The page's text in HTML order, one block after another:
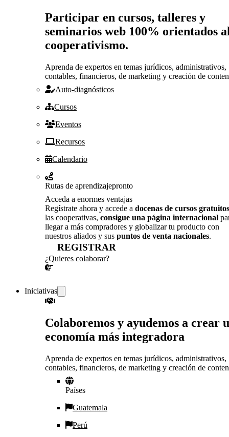
Participar en cursos, talleres y
seminarios web 100% orientados
cooperativismo.
Aprenda de expertos en temas jurídicos, administrativos,
contables, financieros, de marketing y creación de
Auto-diagnósticos
Cursos
Eventos
Recursos
Calendario
Rutas de aprendizajepronto
Acceda a enormes ventajas
Regístrate ahora y accede a docenas de cursos gratuitos
las cooperativas, consigue una página internacional
llegar a más compradores y globalizar tu producto con
nuestros aliados y sus puntos de venta nacionales.
REGISTRAR
¿Quieres colaborar?
Iniciativas
Colaboremos y ayudemos a crear
economía más integradora
Aprenda de expertos en temas jurídicos, administrativos,
contables, financieros, de marketing y creación de
Países
Guatemala
Perú